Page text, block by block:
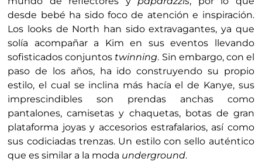
desde bebé ha sido foco de atención e inspiración.
Los looks de North han sido extravagantes, ya que
solía acompañar a Kim en sus eventos llevando
sofisticados conjuntos twinning. Sin embargo, con el
paso de los años, ha ido construyendo su propio
estilo, el cual se inclina más hacía el de Kanye, sus
imprescindibles son prendas anchas como
pantalones, camisetas y chaquetas, botas de gran
plataforma joyas y accesorios estrafalarios, así como
sus codiciadas trenzas. Un estilo con sello auténtico
que es similar a la moda underground.